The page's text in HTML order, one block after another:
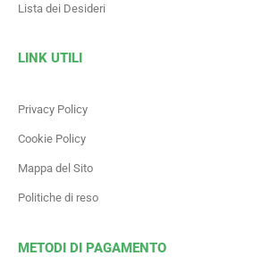
Lista dei Desideri
LINK UTILI
Privacy Policy
Cookie Policy
Mappa del Sito
Politiche di reso
METODI DI PAGAMENTO